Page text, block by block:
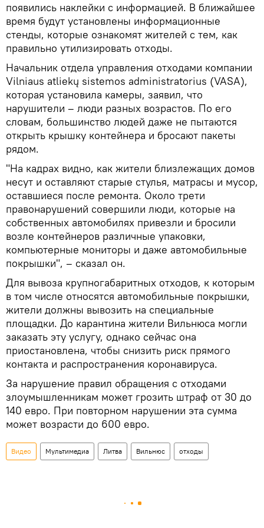
появились наклейки с информацией. В ближайшее
время будут установлены информационные
стенды, которые ознакомят жителей с тем, как
правильно утилизировать отходы.
Начальник отдела управления отходами компании
Vilniaus atliekų sistemos administratorius (VASA),
которая установила камеры, заявил, что
нарушители – люди разных возрастов. По его
словам, большинство людей даже не пытаются
открыть крышку контейнера и бросают пакеты
рядом.
"На кадрах видно, как жители близлежащих домов
несут и оставляют старые стулья, матрасы и мусор,
оставшиеся после ремонта. Около трети
правонарушений совершили люди, которые на
собственных автомобилях привезли и бросили
возле контейнеров различные упаковки,
компьютерные мониторы и даже автомобильные
покрышки", – сказал он.
Для вывоза крупногабаритных отходов, к которым
в том числе относятся автомобильные покрышки,
жители должны вывозить на специальные
площадки. До карантина жители Вильнюса могли
заказать эту услугу, однако сейчас она
приостановлена, чтобы снизить риск прямого
контакта и распространения коронавируса.
За нарушение правил обращения с отходами
злоумышленникам может грозить штраф от 30 до
140 евро. При повторном нарушении эта сумма
может возрасти до 600 евро.
Видео Мультимедиа Литва Вильнюс отходы